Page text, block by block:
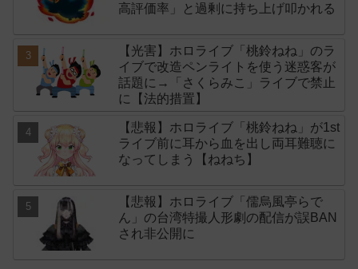
高評価率」と過剰に持ち上げ叩かれる
【光害】ホロライブ「桃鈴ねね」のラ
イブで改造ペンライトを使う迷惑客が
話題に→「さくらみこ」ライブで禁止
に【法的措置】
【悲報】ホロライブ「桃鈴ねね」が1st
ライブ前に耳から血を出し両耳難聴に
なってしまう【ねねち】
【悲報】ホロライブ「儒烏風亭らで
ん」の台湾特撮人形劇の配信が誤BAN
され非公開に